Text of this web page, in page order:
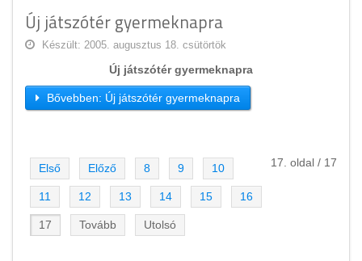
Új játszótér gyermeknapra
Készült: 2005. augusztus 18. csütörtök
Új játszótér gyermeknapra
Bővebben: Új játszótér gyermeknapra
17. oldal / 17
Első Előző 8 9 10
11 12 13 14 15 16
17 Tovább Utolsó